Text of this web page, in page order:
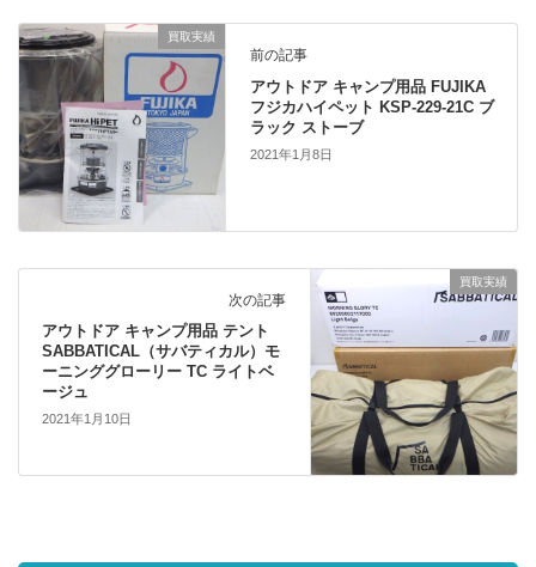
買取実績
前の記事
アウトドア キャンプ用品 FUJIKA
フジカハイペット KSP-229-21C ブ
ラック ストーブ
2021年1月8日
買取実績
次の記事
アウトドア キャンプ用品 テント
SABBATICAL（サバティカル）モ
ーニンググローリー TC ライトベ
ージュ
2021年1月10日